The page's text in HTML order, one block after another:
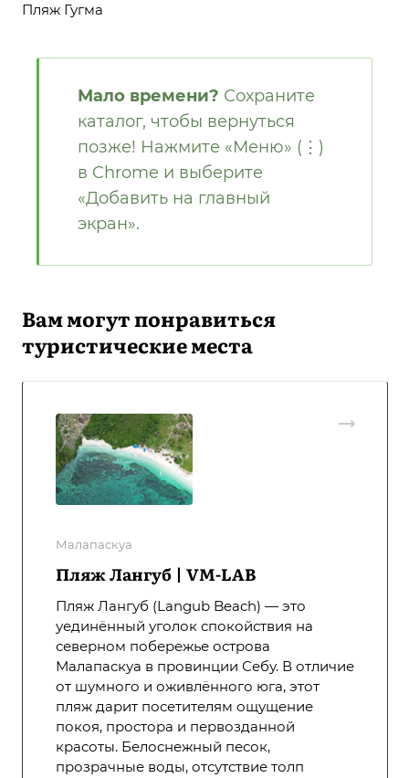
Пляж Гугма
Мало времени? Сохраните
каталог, чтобы вернуться
позже! Нажмите «Меню» (⋮)
в Chrome и выберите
«Добавить на главный
экран».
Вам могут понравиться
туристические места
Малапаскуа
Пляж Лангуб | VM-LAB
Пляж Лангуб (Langub Beach) — это
уединённый уголок спокойствия на
северном побережье острова
Малапаскуа в провинции Себу. В отличие
от шумного и оживлённого юга, этот
пляж дарит посетителям ощущение
покоя, простора и первозданной
красоты. Белоснежный песок,
прозрачные воды, отсутствие толп